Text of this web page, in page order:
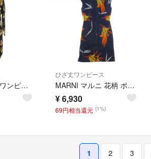
マルニ MARNI ワンピース ひざ丈 シルク 40 黒 ブラック 茶色
ひざ丈ワンピース
MARNI マルニ 花柄 ポリエステル シルク混 ノースリーブワンピース #40 ネイビー
¥6,930
69円相当還元 (1%)
1 2 3